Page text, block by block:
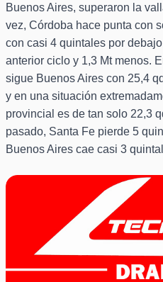
Buenos Aires, superaron la
vez, Córdoba hace punta con
con casi 4 quintales por
anterior ciclo y 1,3 Mt menos.
sigue Buenos Aires con 25,4
y en una situación
provincial es de tan solo 22,3
pasado, Santa Fe pierde 5
Buenos Aires cae casi 3